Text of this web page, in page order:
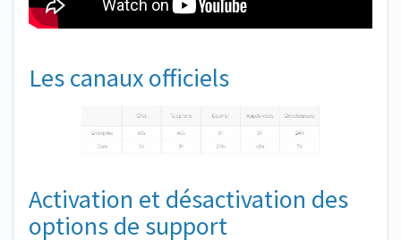
Les canaux officiels
Activation et désactivation des
options de support